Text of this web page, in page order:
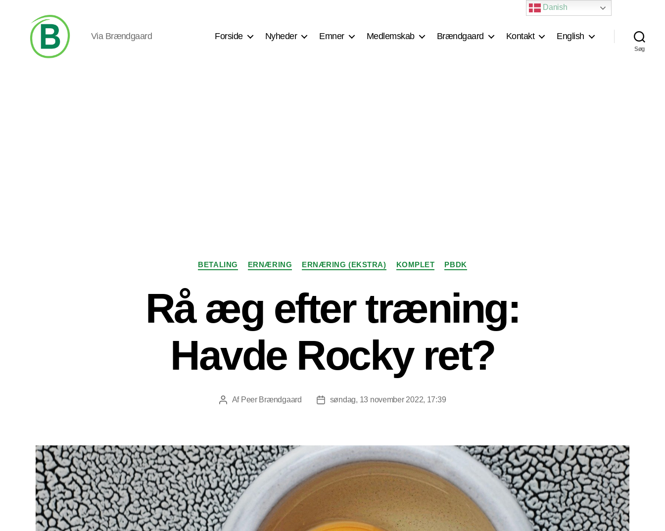
Via Brændgaard Forside Nyheder Emner Medlemskab Brændgaard Kontakt English
Søg
Kategorier
BETALING ERNÆRING ERNÆRING (EKSTRA) KOMPLET PBDK
Rå æg efter træning:
Havde Rocky ret?
Indlægsforfatter
Af Peer Brændgaard Indlægsdato
søndag, 13 november 2022, 17:39
Danish